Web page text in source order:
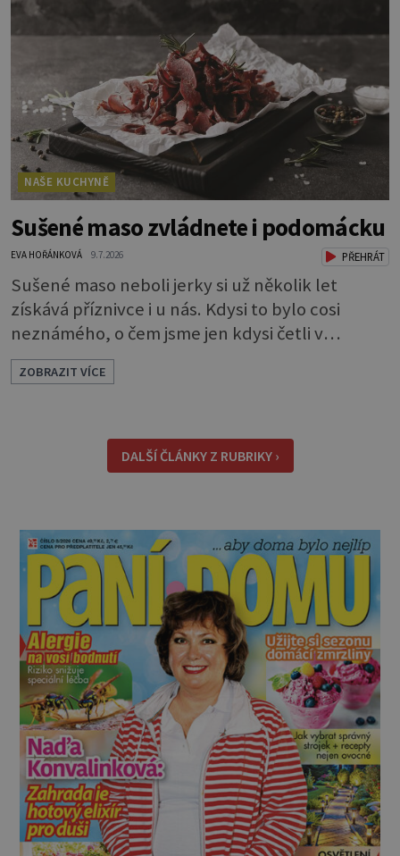
do toho dejte. A jaký že zázrak způsobí, že
vytvoříte takový lesk? Vlastně je to jednoduché.
Dort musíte před politím pár
NAŠE KUCHYNĚ
Sušené maso zvládnete i podomácku
EVA HOŘÁNKOVÁ 9.7.2026 PŘEHRÁT
Sušené maso neboli jerky si už několik let
získává příznivce i u nás. Kdysi to bylo cosi
neznámého, o čem jsme jen kdysi četli v
knihách o americkém západě. Dneska si je
můžeme klidně koupit, ale také, což je ještě
během dne a určitě se vám hodí na výletě,
protože v batohu nezabere téměř žádné místo
ZOBRAZIT VÍCE
DALŠÍ ČLÁNKY Z RUBRIKY ›